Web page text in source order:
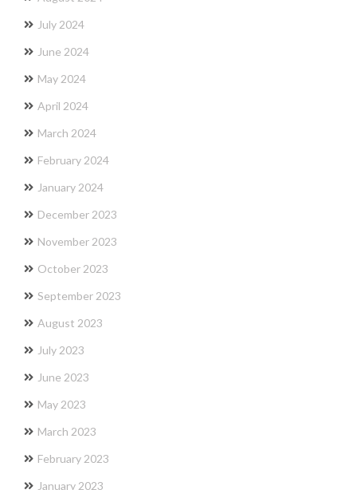
July 2024
June 2024
May 2024
April 2024
March 2024
February 2024
January 2024
December 2023
November 2023
October 2023
September 2023
August 2023
July 2023
June 2023
May 2023
March 2023
February 2023
January 2023